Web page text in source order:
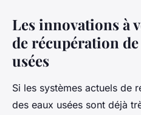
Les innovations à
de récupération
usées
Si les systèmes actuels de
des eaux usées sont déjà